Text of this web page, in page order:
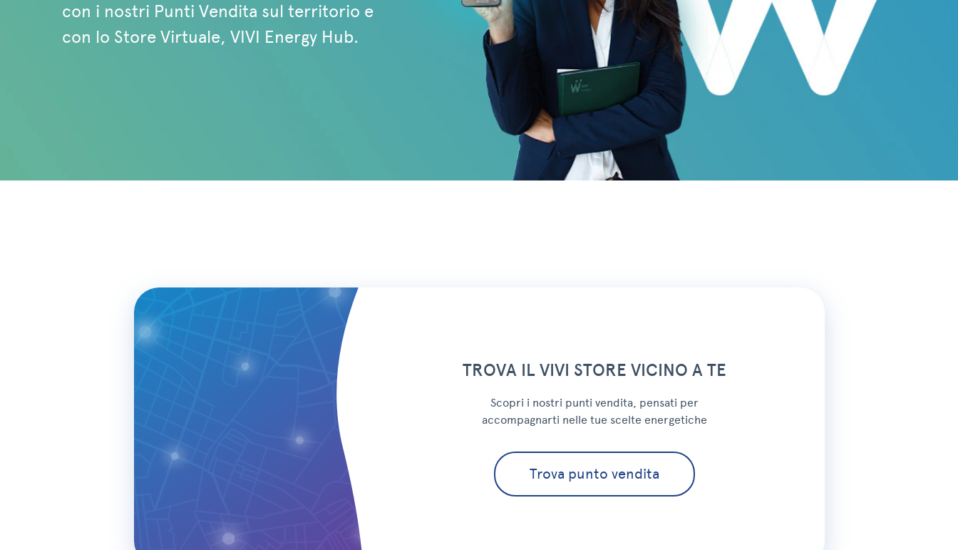
con i nostri Punti Vendita sul territorio e
con lo Store Virtuale, VIVI Energy Hub.
TROVA IL VIVI STORE VICINO A TE
Scopri i nostri punti vendita, pensati per
accompagnarti nelle tue scelte energetiche
Trova punto vendita